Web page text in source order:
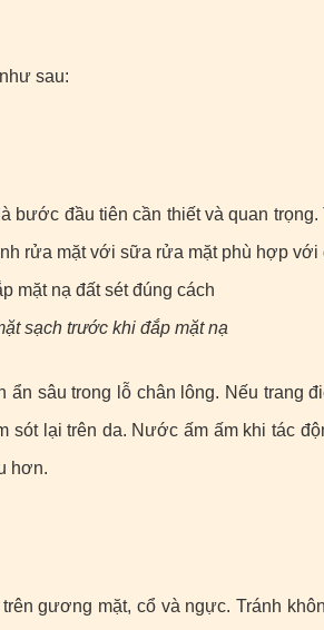
sau:
bước đầu tiên cần thiết và quan
rửa mặt với sữa rửa mặt phù hợp với
sạch trước khi đắp mặt nạ
sâu trong lỗ chân lông. Nếu trang
sót lại trên da. Nước ấm ấm khi tác
hơn.
gương mặt, cổ và ngực. Tránh